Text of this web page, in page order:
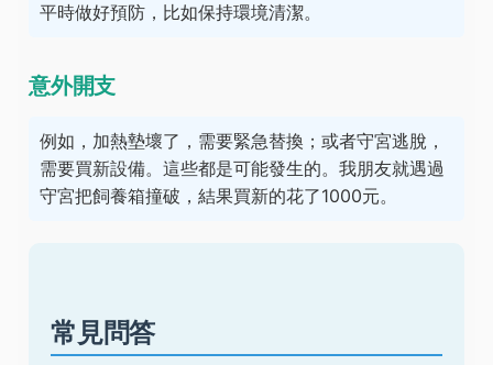
平時做好預防，比如保持環境清潔。
意外開支
例如，加熱墊壞了，需要緊急替換；或者守宮逃脫，
需要買新設備。這些都是可能發生的。我朋友就遇過
守宮把飼養箱撞破，結果買新的花了1000元。
常見問答